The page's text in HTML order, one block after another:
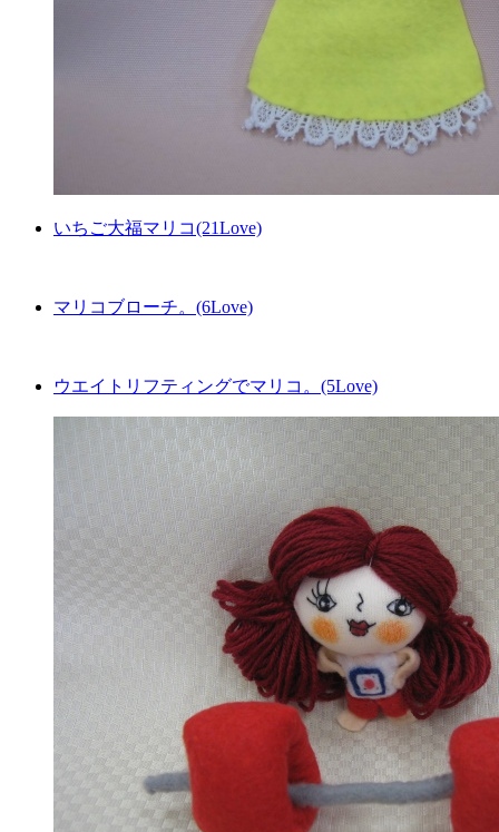
いちご大福マリコ(21Love)
マリコブローチ。(6Love)
ウエイトリフティングでマリコ。(5Love)